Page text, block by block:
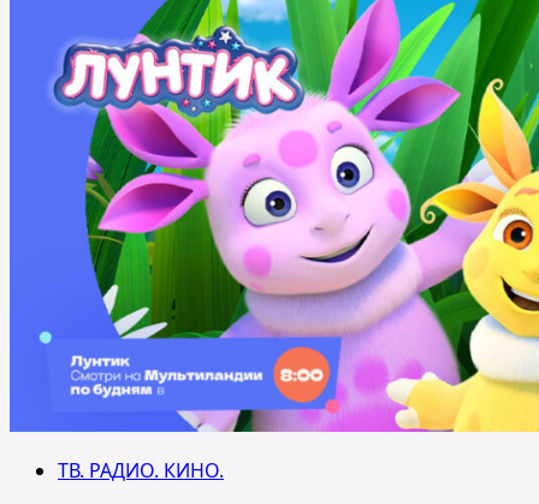
ТВ. РАДИО. КИНО.